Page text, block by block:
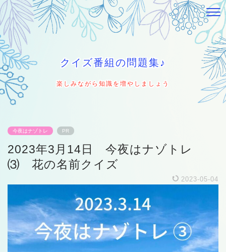
クイズ番組の問題集♪
楽しみながら知識を増やしましょう
今夜はナゾトレ PR
2023年3月14日 今夜はナゾトレ
⑶ 花の名前クイズ
2023-05-04